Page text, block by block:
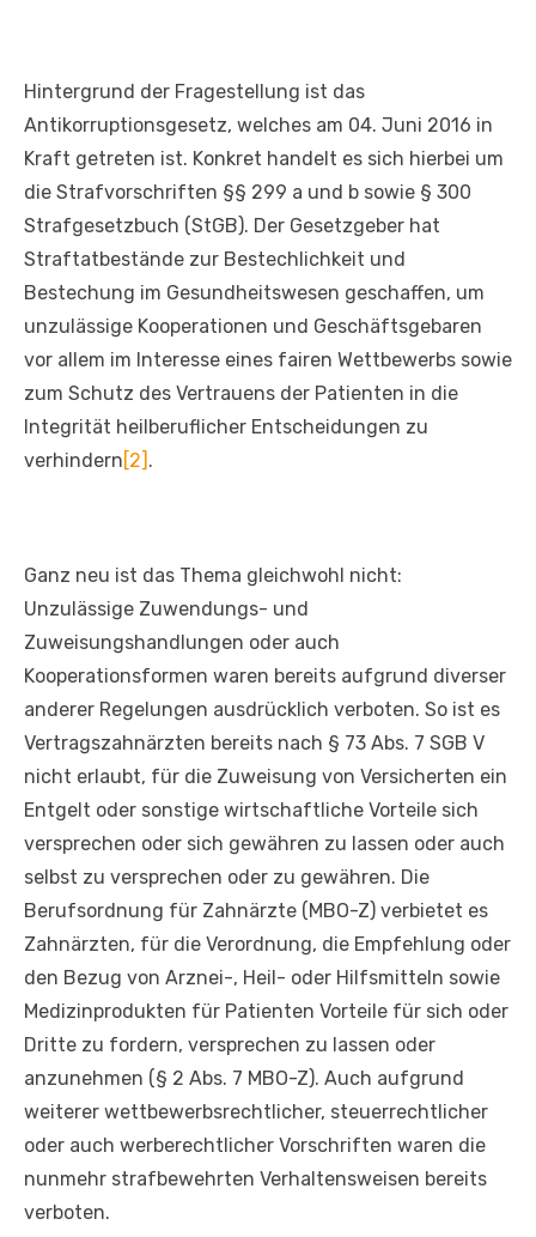
Hintergrund der Fragestellung ist das
Antikorruptionsgesetz, welches am 04. Juni 2016 in
Kraft getreten ist. Konkret handelt es sich hierbei um
die Strafvorschriften §§ 299 a und b sowie § 300
Strafgesetzbuch (StGB). Der Gesetzgeber hat
Straftatbestände zur Bestechlichkeit und
Bestechung im Gesundheitswesen geschaffen, um
unzulässige Kooperationen und Geschäftsgebaren
vor allem im Interesse eines fairen Wettbewerbs sowie
zum Schutz des Vertrauens der Patienten in die
Integrität heilberuflicher Entscheidungen zu
verhindern[2] .
Ganz neu ist das Thema gleichwohl nicht:
Unzulässige Zuwendungs- und
Zuweisungshandlungen oder auch
Kooperationsformen waren bereits aufgrund diverser
anderer Regelungen ausdrücklich verboten. So ist es
Vertragszahnärzten bereits nach § 73 Abs. 7 SGB V
nicht erlaubt, für die Zuweisung von Versicherten ein
Entgelt oder sonstige wirtschaftliche Vorteile sich
versprechen oder sich gewähren zu lassen oder auch
selbst zu versprechen oder zu gewähren. Die
Berufsordnung für Zahnärzte (MBO-Z) verbietet es
Zahnärzten, für die Verordnung, die Empfehlung oder
den Bezug von Arznei-, Heil- oder Hilfsmitteln sowie
Medizinprodukten für Patienten Vorteile für sich oder
Dritte zu fordern, versprechen zu lassen oder
anzunehmen (§ 2 Abs. 7 MBO-Z). Auch aufgrund
weiterer wettbewerbsrechtlicher, steuerrechtlicher
oder auch werberechtlicher Vorschriften waren die
nunmehr strafbewehrten Verhaltensweisen bereits
verboten.